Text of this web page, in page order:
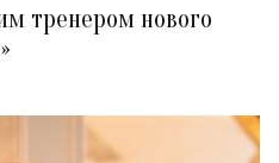
тренером нового